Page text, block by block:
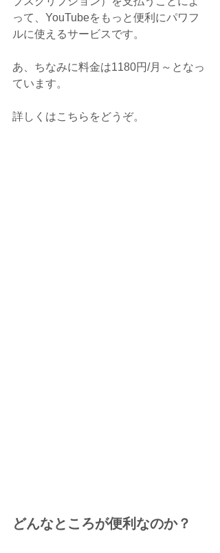
って、YouTubeをもっと便利にパワフ
ルに使えるサービスです。
あ、ちなみに料金は1180円/月～となっ
ています。
詳しくはこちらをどうぞ。
どんなところが便利なのか？